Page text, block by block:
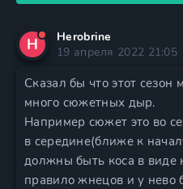
H
Herobrine
19 апреля 2022 21:05
Сказал бы что этот сезон
много сюжетных дыр.
Например сюжет это во
в середине(ближе к
должны быть коса в виде
правило жнецов и у нево